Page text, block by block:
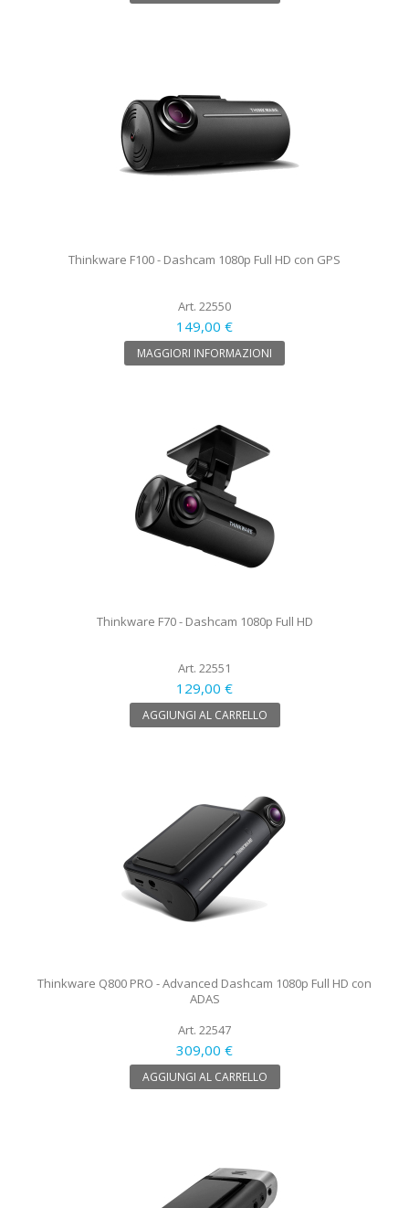
Thinkware F100 - Dashcam 1080p Full HD con GPS
Art. 22550
149,00 €
MAGGIORI INFORMAZIONI
Thinkware F70 - Dashcam 1080p Full HD
Art. 22551
129,00 €
AGGIUNGI AL CARRELLO
Thinkware Q800 PRO - Advanced Dashcam 1080p Full HD con
ADAS
Art. 22547
309,00 €
AGGIUNGI AL CARRELLO